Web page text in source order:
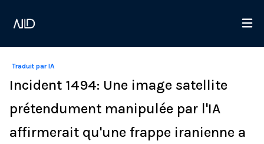
Traduit par IA
Incident 1494: Une image satellite
prétendument manipulée par l'IA
affirmerait qu'une frappe iranienne a